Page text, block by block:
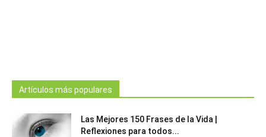
Artículos más populares
Las Mejores 150 Frases de la Vida |
Reflexiones para todos...